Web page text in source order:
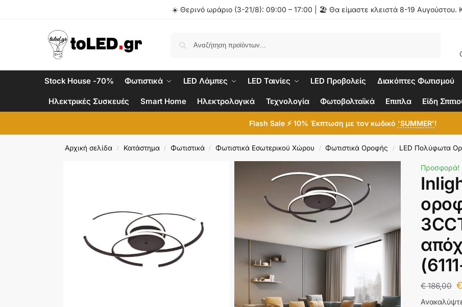
☀️ Θερινό ωράριο (3-21/8): 09:00 – 17:00 | 🏖️ Θα είμαστε κλειστά 8-19 Αυγούστου.
Stock House -70% Φωτιστικά LED Λάμπες LED Ταινίες LED Προβολείς Διακόπτες Φωτισμού
Ηλεκτρικές Συσκευές Smart Home Ηλεκτρολογικά Τεχνολογία Φωτοβολταϊκά Επιπλα Είδη
Flash Sale ⚡ 10% Έκπτωση με τον κωδικό 'SUMMER'!
Αρχική σελίδα / Κατάστημα / Φωτιστικά / Φωτιστικά Εσωτερικού Χώρου / Φωτιστικά Οροφής / LED Πολύφωτα
Προσφορά!
€186,00 €